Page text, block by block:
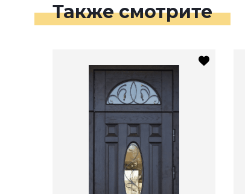
Также смотрите